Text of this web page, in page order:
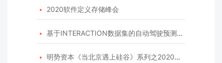
 2020软件定义存储峰会
 基于INTERACTION数据集的自动驾驶预测模型挑战赛
 明势资本《当北京遇上硅谷》系列之2020年度开源峰会